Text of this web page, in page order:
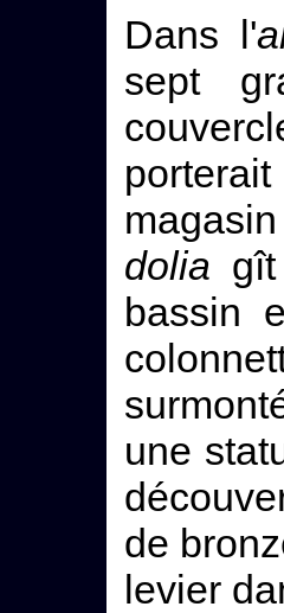
Dans l'
sept
dolia
bassin
une
de
levier